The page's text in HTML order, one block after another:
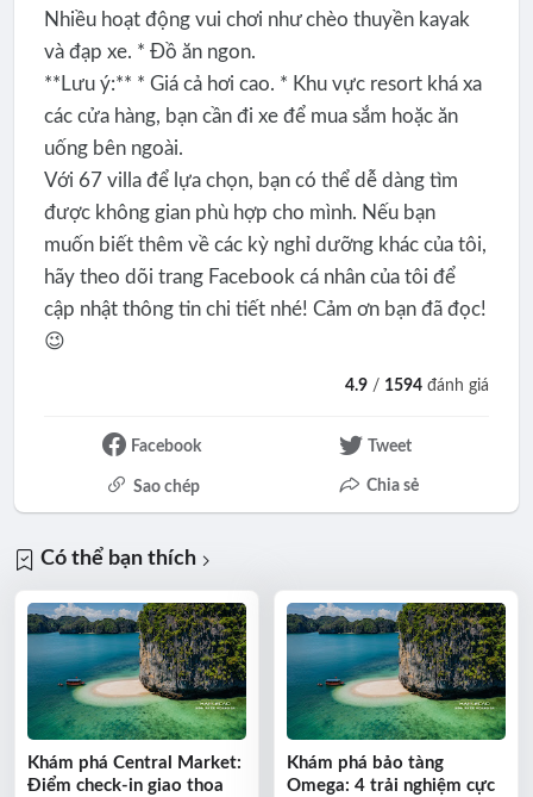
Nhiều hoạt động vui chơi như chèo thuyền kayak
và đạp xe. * Đồ ăn ngon.
**Lưu ý:** * Giá cả hơi cao. * Khu vực resort khá xa
các cửa hàng, bạn cần đi xe để mua sắm hoặc ăn
uống bên ngoài.
Với 67 villa để lựa chọn, bạn có thể dễ dàng tìm
được không gian phù hợp cho mình. Nếu bạn
muốn biết thêm về các kỳ nghỉ dưỡng khác của tôi,
hãy theo dõi trang Facebook cá nhân của tôi để
cập nhật thông tin chi tiết nhé! Cảm ơn bạn đã đọc!
😉
4.9 / 1594 đánh giá
Facebook Tweet
Sao chép Chia sẻ
Có thể bạn thích
Khám phá Central Market:
Điểm check-in giao thoa
Khám phá bảo tàng
Omega: 4 trải nghiệm cực